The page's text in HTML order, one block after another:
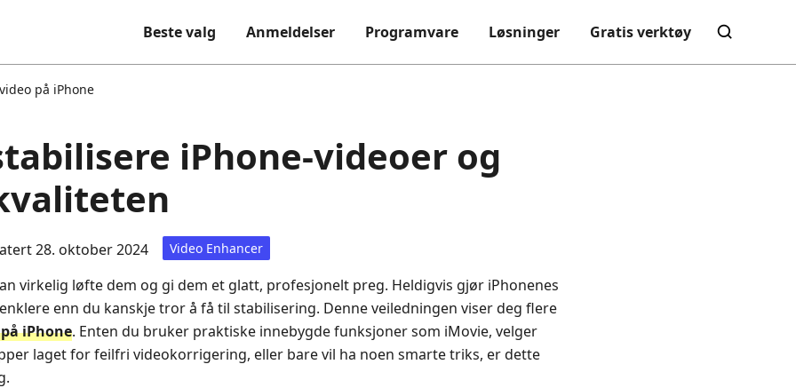
Beste valg Anmeldelser Programvare Løsninger Gratis verktøy
på iPhone
iPhone-videoer og
28. oktober 2024 Video Enhancer
virkelig løfte dem og gi dem et glatt, profesjonelt preg. Heldigvis gjør iPhonenes
enn du kanskje tror å få til stabilisering. Denne veiledningen viser deg flere
iPhone. Enten du bruker praktiske innebygde funksjoner som iMovie, velger
laget for feilfri videokorrigering, eller bare vil ha noen smarte triks, er dette